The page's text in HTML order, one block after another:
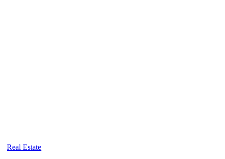
Real Estate